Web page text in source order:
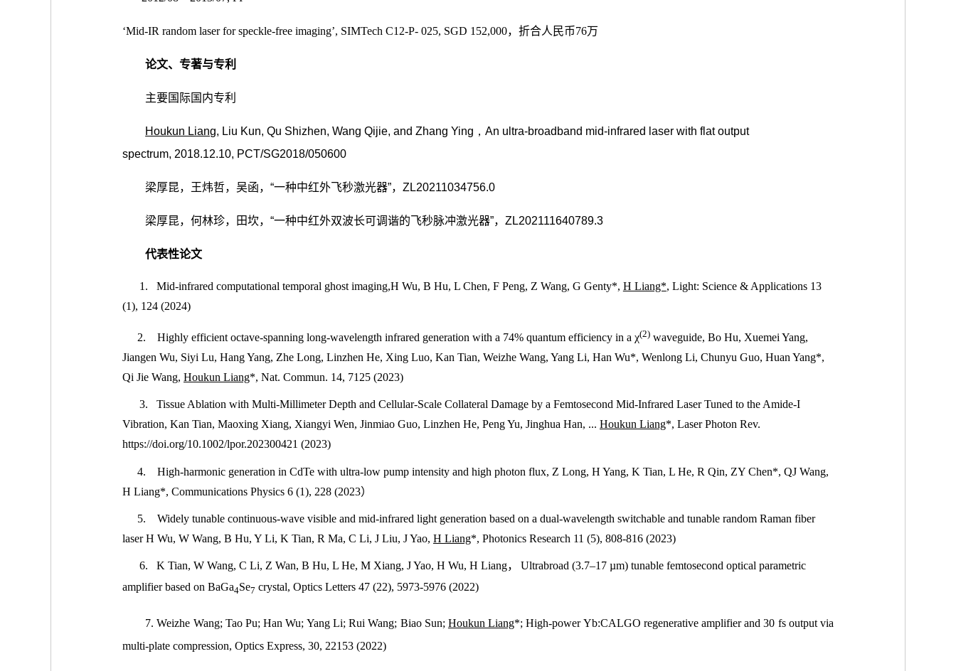
‘Mid-IR random laser for speckle-free imaging’, SIMTech C12-P- 025, SGD 152,000，折合人民币76万
论文、专著与专利
主要国际国内专利
Houkun Liang, Liu Kun, Qu Shizhen, Wang Qijie, and Zhang Ying，An ultra-broadband mid-infrared laser with flat output
spectrum, 2018.12.10, PCT/SG2018/050600
梁厚昆，王炜哲，吴函，“一种中红外飞秒激光器”，ZL20211034756.0
梁厚昆，何林珍，田坎，“一种中红外双波长可调谐的飞秒脉冲激光器”，ZL202111640789.3
代表性论文
1. Mid-infrared computational temporal ghost imaging,H Wu, B Hu, L Chen, F Peng, Z Wang, G Genty*, H Liang*, Light: Science & Applications 13
(1), 124 (2024)
2. Highly efficient octave-spanning long-wavelength infrared generation with a 74% quantum efficiency in a χ(2) waveguide, Bo Hu, Xuemei Yang,
Jiangen Wu, Siyi Lu, Hang Yang, Zhe Long, Linzhen He, Xing Luo, Kan Tian, Weizhe Wang, Yang Li, Han Wu*, Wenlong Li, Chunyu Guo, Huan Yang*,
Qi Jie Wang, Houkun Liang*, Nat. Commun. 14, 7125 (2023)
3.
Tissue Ablation with Multi-Millimeter Depth and Cellular-Scale Collateral Damage by a Femtosecond Mid-Infrared Laser Tuned to the Amide-I
Vibration, Kan Tian, Maoxing Xiang, Xiangyi Wen, Jinmiao Guo, Linzhen He, Peng Yu, Jinghua Han, ... Houkun Liang*, Laser Photon Rev.
https://doi.org/10.1002/lpor.202300421 (2023)
4. High-harmonic generation in CdTe with ultra-low pump intensity and high photon flux, Z Long, H Yang, K Tian, L He, R Qin, ZY Chen*, QJ Wang,
H Liang*, Communications Physics 6 (1), 228 (2023）
5.
Widely tunable continuous-wave visible and mid-infrared light generation based on a dual-wavelength switchable and tunable random Raman fiber
laserH Wu, W Wang, B Hu, Y Li, K Tian, R Ma, C Li, J Liu, J Yao, H Liang*, Photonics Research 11 (5), 808-816 (2023)
6. K Tian, W Wang, C Li, Z Wan, B Hu, L He, M Xiang, J Yao, H Wu, H Liang，
Ultrabroad (3.7–17 µm) tunable femtosecond optical parametric
amplifier based on BaGa4Se7 crystal, Optics Letters 47 (22), 5973-5976 (2022)
7. Weizhe Wang; Tao Pu; Han Wu; Yang Li; Rui Wang; Biao Sun; Houkun Liang*; High-power Yb:CALGO regenerative amplifier and 30 fs output via
multi-plate compression, Optics Express, 30, 22153 (2022)